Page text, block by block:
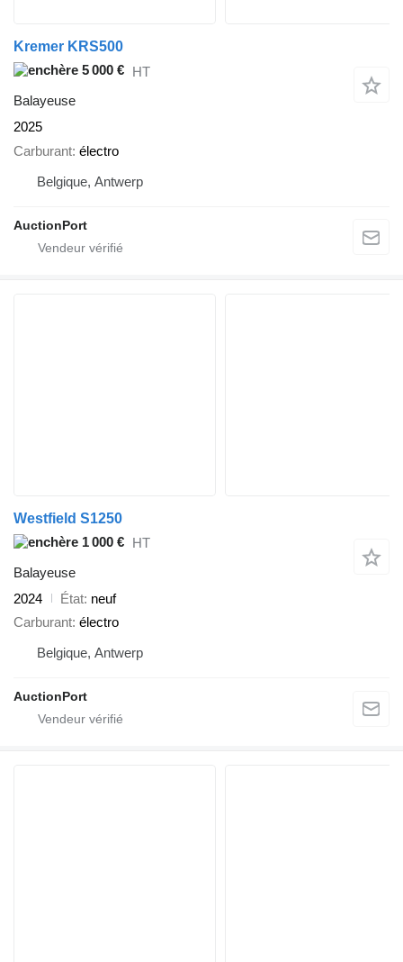
Kremer KRS500
5 000 € HT
Balayeuse
2025
Carburant électro
Belgique, Antwerp
AuctionPort
Westfield S1250
1 000 € HT
Balayeuse
2024
État neuf
Carburant électro
Belgique, Antwerp
AuctionPort